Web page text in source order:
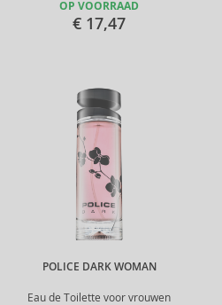
OP VOORRAAD
€ 17,47
POLICE DARK WOMAN
Eau de Toilette voor vrouwen